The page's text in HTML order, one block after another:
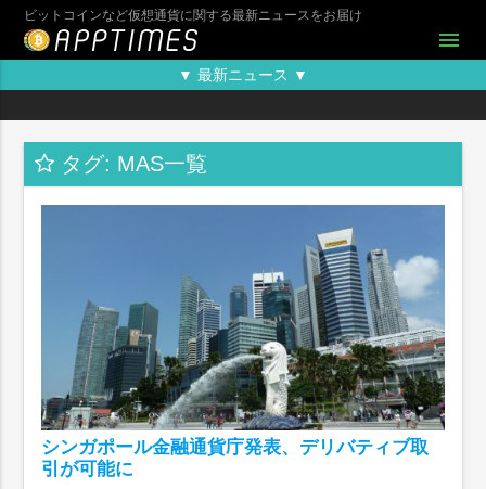
ビットコインなど仮想通貨に関する最新ニュースをお届け
menu
▼ 最新ニュース ▼
タグ: MAS一覧
シンガポール金融通貨庁発表、デリバティブ取
引が可能に